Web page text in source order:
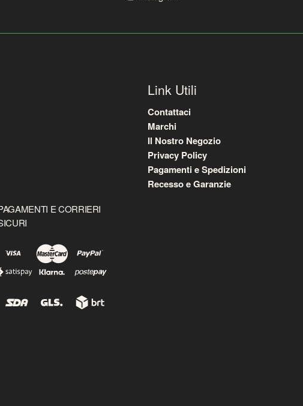
E CORRIERI
Link Utili
Contattaci
Marchi
Il Nostro Negozio
Privacy Policy
Pagamenti e Spedizioni
Recesso e Garanzie